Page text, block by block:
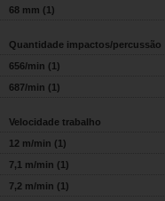
68 mm (1)
Quantidade impactos/percussão
656/min (1)
687/min (1)
Velocidade trabalho
12 m/min (1)
7,1 m/min (1)
7,2 m/min (1)